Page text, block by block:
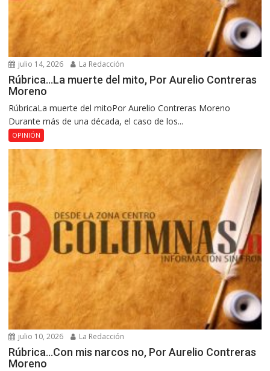
julio 14, 2026 La Redacción
Rúbrica…La muerte del mito, Por Aurelio Contreras
Moreno
RúbricaLa muerte del mitoPor Aurelio Contreras Moreno
Durante más de una década, el caso de los...
OPINIÓN
julio 10, 2026 La Redacción
Rúbrica…Con mis narcos no, Por Aurelio Contreras
Moreno